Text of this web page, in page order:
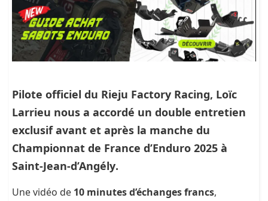
Pilote officiel du Rieju Factory Racing, Loïc
Larrieu nous a accordé un double entretien
exclusifavant et après la manche du
Championnat de France d’Enduro 2025 à
Saint-Jean-d’Angély.
Une vidéo de 10 minutes d’échanges francs,